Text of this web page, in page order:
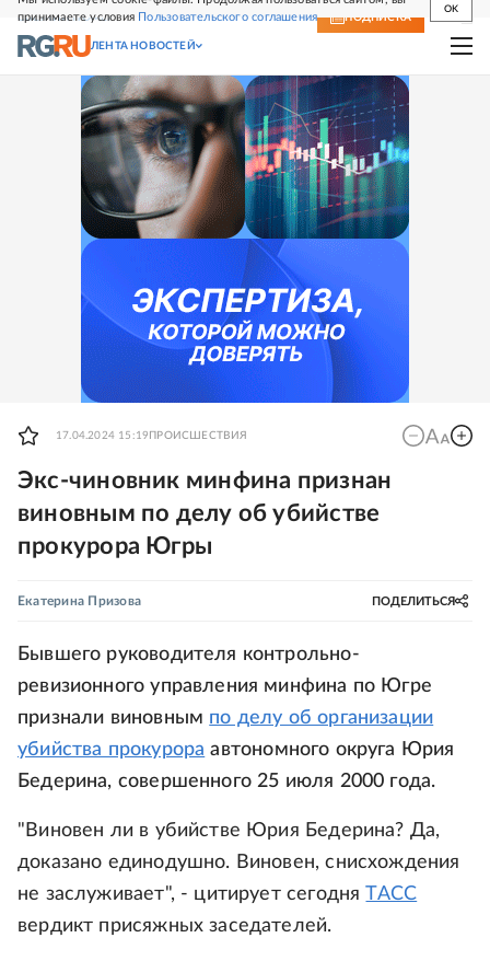
принимаете условия Пользовательского соглашения
OK
СВЕЖИЙ НОМЕР ПОДПИСКА
ЛЕНТА НОВОСТЕЙ
17.04.2024 15:19 ПРОИСШЕСТВИЯ
Экс-чиновник минфина признан
виновным по делу об убийстве
прокурора Югры
Екатерина Призова ПОДЕЛИТЬСЯ
Бывшего руководителя контрольно-
ревизионного управления минфина по Югре
признали виновным по делу об организации
убийства прокурора автономного округа Юрия
Бедерина, совершенного 25 июля 2000 года.
"Виновен ли в убийстве Юрия Бедерина? Да,
доказано единодушно. Виновен, снисхождения
не заслуживает", - цитирует сегодняТАСС
вердикт присяжных заседателей.